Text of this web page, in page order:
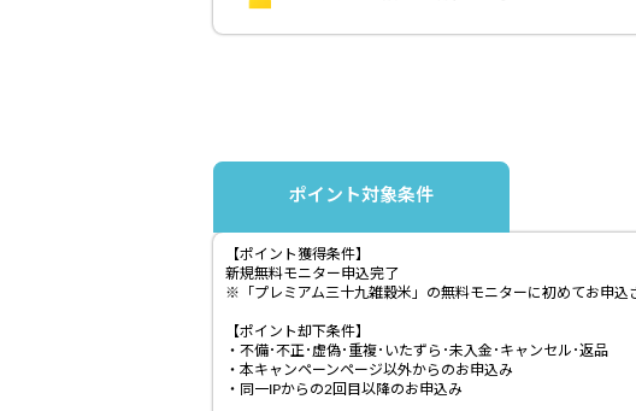
ポイント対象条件
【ポイント獲得条件】
新規無料モニター申込完了
※「プレミアム三十九雑穀米」の無料モニターに初めてお申込
【ポイント却下条件】
・不備･不正･虚偽･重複･いたずら･未入金･キャンセル･返品
・本キャンペーンページ以外からのお申込み
・同一IPからの2回目以降のお申込み